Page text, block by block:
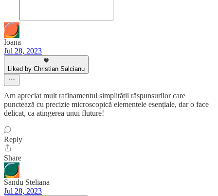
Ioana
Jul 28, 2023
Liked by Christian Salcianu
Am apreciat mult rafinamentul simplității răspunsurilor care
punctează cu precizie microscopică elementele esențiale, dar o face
delicat, ca atingerea unui fluture!
Reply
Share
Sandu Steliana
Jul 28, 2023